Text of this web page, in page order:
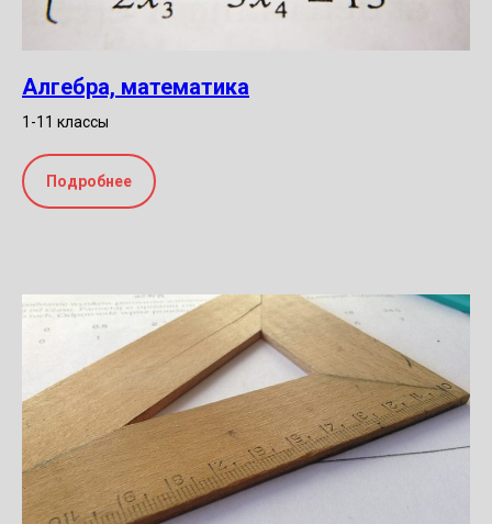
Алгебра, математика
1-11 классы
Подробнее